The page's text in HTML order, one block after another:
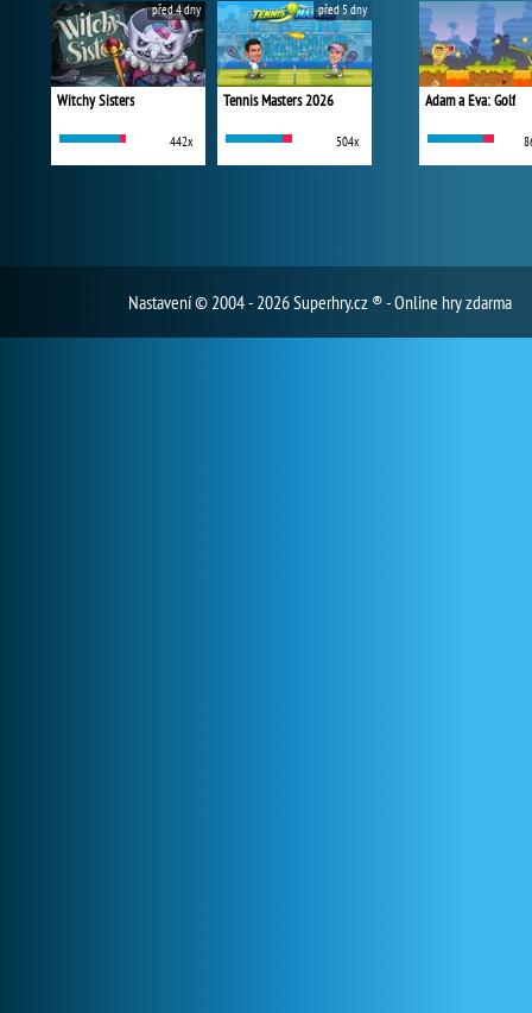
Witchy Sisters
442x
před 4 dny
Tennis Masters 2026
504x
před 5 dny
Adam a Eva: Golf
Nastavení© 2004 - 2026 Superhry.cz ® - Online hry zdarma